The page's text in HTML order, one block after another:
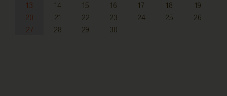
13
14 15 16 17 18
19
20
21 22 23 24 25
26
27
28 29 30